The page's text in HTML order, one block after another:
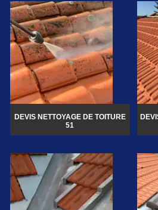
DEVIS NETTOYAGE DE TOITURE
51